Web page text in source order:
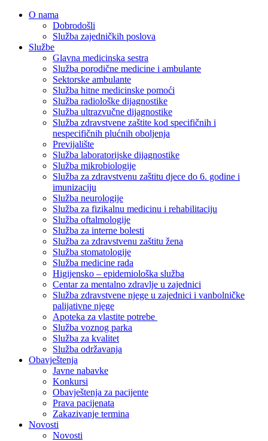
O nama
Dobrodošli
Služba zajedničkih poslova
Službe
Glavna medicinska sestra
Služba porodične medicine i ambulante
Sektorske ambulante
Služba hitne medicinske pomoći
Služba radiološke dijagnostike
Služba ultrazvučne dijagnostike
Služba zdravstvene zaštite kod specifičnih i
nespecifičnih plućnih oboljenja
Previjalište
Služba laboratorijske dijagnostike
Služba mikrobiologije
Služba za zdravstvenu zaštitu djece do 6. godine i
imunizaciju
Služba neurologije
Služba za fizikalnu medicinu i rehabilitaciju
Služba oftalmologije
Služba za interne bolesti
Služba za zdravstvenu zaštitu žena
Služba stomatologije
Služba medicine rada
Higijensko – epidemiološka služba
Centar za mentalno zdravlje u zajednici
Služba zdravstvene njege u zajednici i vanbolničke
palijativne njege
Apoteka za vlastite potrebe
Služba voznog parka
Služba za kvalitet
Služba održavanja
Obavještenja
Javne nabavke
Konkursi
Obavještenja za pacijente
Prava pacijenata
Zakazivanje termina
Novosti
Novosti